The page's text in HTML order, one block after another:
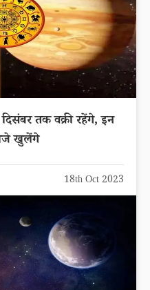
तक वक्री रहेंगे, इन
खुलेंगे
18th Oct 2023